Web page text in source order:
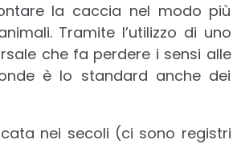
la caccia nel modo più
Tramite l’utilizzo di uno
che fa perdere i sensi alle
è lo standard anche dei
nei secoli (ci sono registri